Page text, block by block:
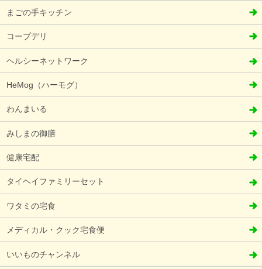
まごの手キッチン
コープデリ
ヘルシーネットワーク
HeMog（ハーモグ）
わんまいる
みしまの御膳
健康宅配
タイヘイファミリーセット
ワタミの宅食
メディカル・クック宅食便
いいものチャンネル